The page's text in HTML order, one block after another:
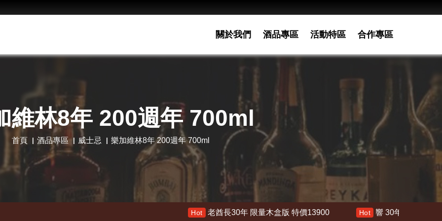
關於我們 酒品專區 活動特區 合作專區
維林8年 200週年 700ml
首頁 酒品專區 威士忌 樂加維林8年 200週年 700ml
老酋長30年 限量木盒版 特價13900 Hot 響 30年 特價 178000 Hot